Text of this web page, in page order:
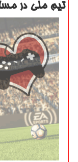
تیم ملی در